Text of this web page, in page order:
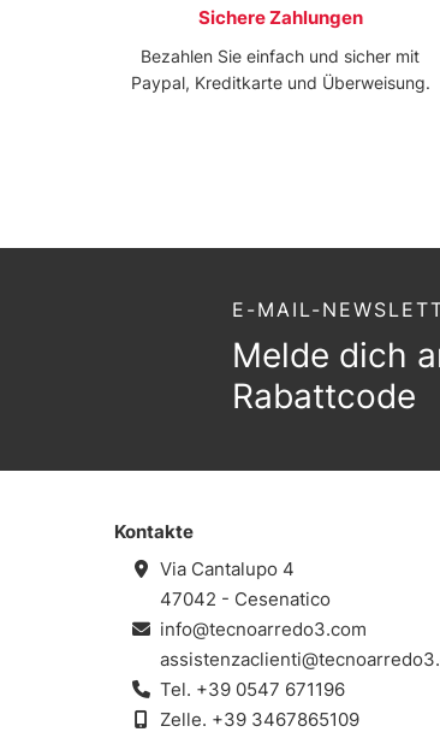
Sichere Zahlungen
Bezahlen Sie einfach und sicher mit
Paypal, Kreditkarte und Überweisung.
E-MAIL-
Melde dich
Rabattcode
Kontakte
Via Cantalupo 4
47042 - Cesenatico
info@tecnoarredo3.com
Tel. +39 0547 671196
Zelle. +39 3467865109